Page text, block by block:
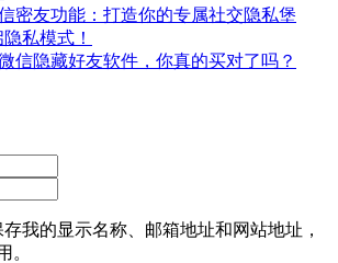
密友功能：打造你的专属社交隐私堡
私模式！
信隐藏好友软件，你真的买对了吗？
我的显示名称、邮箱地址和网站地址，
。